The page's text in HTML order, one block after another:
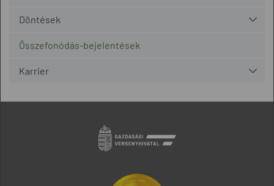
Döntések
Összefonódás-bejelentések
Karrier